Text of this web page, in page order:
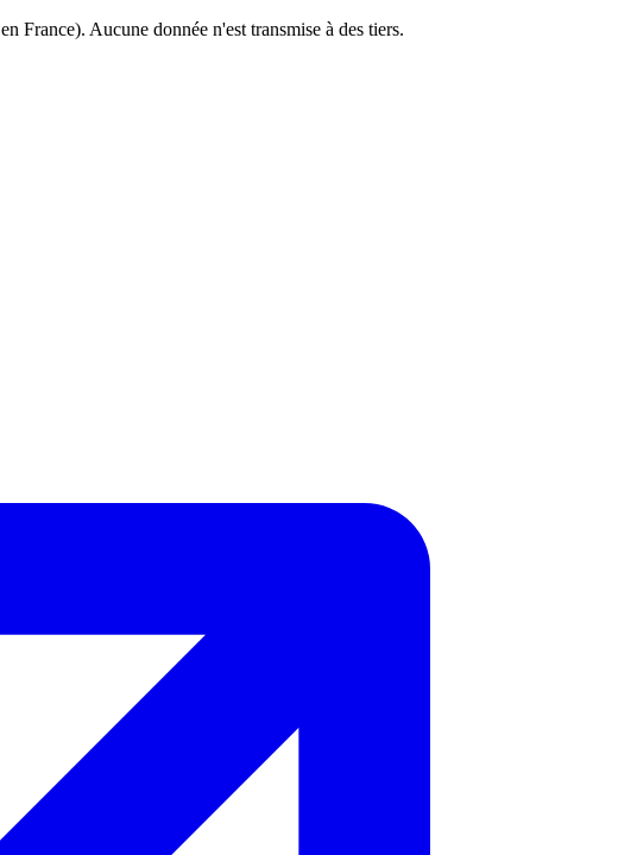
France). Aucune donnée n'est transmise à des tiers.